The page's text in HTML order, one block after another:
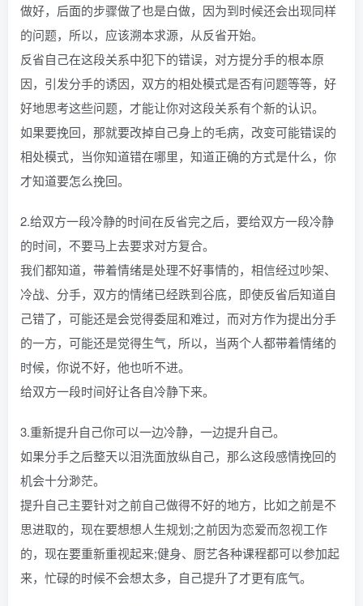
做好，后面的步骤做了也是白做，因为到时候还会出现同样
的问题，所以，应该溯本求源，从反省开始。
反省自己在这段关系中犯下的错误，对方提分手的根本原
因，引发分手的诱因，双方的相处模式是否有问题等等，好
好地思考这些问题，才能让你对这段关系有个新的认识。
如果要挽回，那就要改掉自己身上的毛病，改变可能错误的
相处模式，当你知道错在哪里，知道正确的方式是什么，你
才知道要怎么挽回。
2.给双方一段冷静的时间在反省完之后，要给双方一段冷静
的时间，不要马上去要求对方复合。
我们都知道，带着情绪是处理不好事情的，相信经过吵架、
冷战、分手，双方的情绪已经跌到谷底，即使反省后知道自
己错了，可能还是会觉得委屈和难过，而对方作为提出分手
的一方，可能还是觉得生气，所以，当两个人都带着情绪的
时候，你说不好，他也听不进。
给双方一段时间好让各自冷静下来。
3.重新提升自己你可以一边冷静，一边提升自己。
如果分手之后整天以泪洗面放纵自己，那么这段感情挽回的
机会十分渺茫。
提升自己主要针对之前自己做得不好的地方，比如之前是不
思进取的，现在要想想人生规划;之前因为恋爱而忽视工作
的，现在要重新重视起来;健身、厨艺各种课程都可以参加起
来，忙碌的时候不会想太多，自己提升了才更有底气。